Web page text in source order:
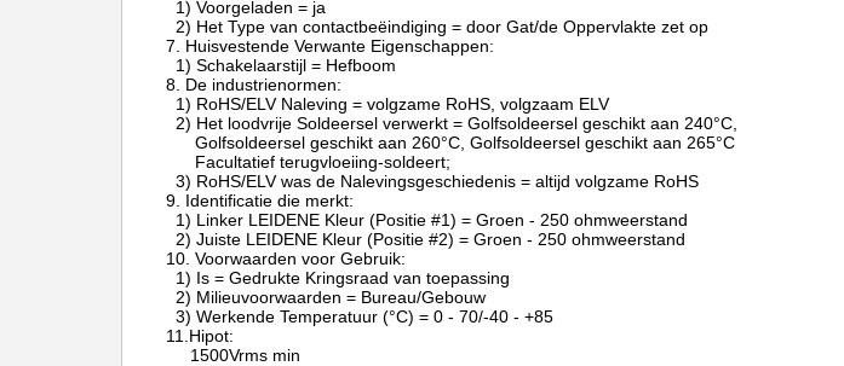
1) Voorgeladen = ja
2) Het Type van contactbeëindiging = door Gat/de Oppervlakte zet op
7. Huisvestende Verwante Eigenschappen:
1) Schakelaarstijl = Hefboom
8. De industrienormen:
1) RoHS/ELV Naleving = volgzame RoHS, volgzaam ELV
2) Het loodvrije Soldeersel verwerkt = Golfsoldeersel geschikt aan 240°C,
Golfsoldeersel geschikt aan 260°C, Golfsoldeersel geschikt aan 265°C
Facultatief terugvloeiing-soldeert;
3) RoHS/ELV was de Nalevingsgeschiedenis = altijd volgzame RoHS
9. Identificatie die merkt:
1) Linker LEIDENE Kleur (Positie #1) = Groen - 250 ohmweerstand
2) Juiste LEIDENE Kleur (Positie #2) = Groen - 250 ohmweerstand
10. Voorwaarden voor Gebruik:
1) Is = Gedrukte Kringsraad van toepassing
2) Milieuvoorwaarden = Bureau/Gebouw
3) Werkende Temperatuur (°C) = 0 - 70/-40 - +85
11.Hipot:
1500Vrms min